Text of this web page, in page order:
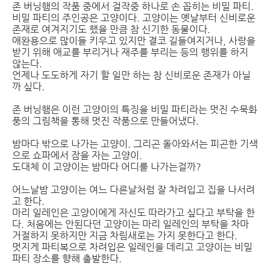
존 버닝햄의 작품 중에서 걸작중 하나로 손 꼽히는 비밀 파티.
비밀 파티의 주인공은 고양이다. 고양이는 옛날부터 신비로운
존재로 여겨지기도 했을 만큼 참 신기한 동물이다.
애완용으로 많이들 키우고 있지만 결코 길들여지거나, 사랑을
받기 위해 애교를 부리거나 재주를 부리는 등의 행위를 하지
않는다.
언제나 도도하게 자기 할 일만 하는 참 신비로운 존재가 아닐
까 싶다.
존 버닝햄은 이런 고양이의 특징을 비밀 파티라는 멋진 수묵화
풍의 그림책을 통해 멋진 작품으로 만들어냈다.
밤마다 밖으로 나가는 고양이. 그리곤 돌아와서는 피곤한 기색
으로 쇼파에서 잠을 자는 고양이.
도대체 이 고양이는 밤마다 어디를 나가는걸까?
어느날밤 고양이는 여느 다른날처럼 잘 차려입고 집을 나서려
고 한다.
마리 일레인은 고양이에게 자신도 따라가고 싶다고 부탁을 한
다. 처음에는 안된다던 고양이는 마리 일레인의 부탁을 차마
거절하지 못하지만 지금 차림새로는 가지 못한다고 한다.
멋지게 파티복으로 차려입은 일레인을 데리고 고양이는 비밀
파티 장소를 향해 출발한다.